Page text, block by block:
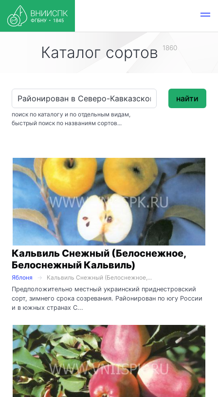
Каталог сортов 1860
поиск по каталогу и по отдельным видам,
быстрый поиск по названиям сортов...
найти
Кальвиль Снежный (Белоснежное,
Белоснежный Кальвиль)
Яблоня
Кальвиль Снежный (Белоснежное,...
Предположительно местный украинский приднестровский
сорт, зимнего срока созревания. Районирован по югу России
и в южных странах С...